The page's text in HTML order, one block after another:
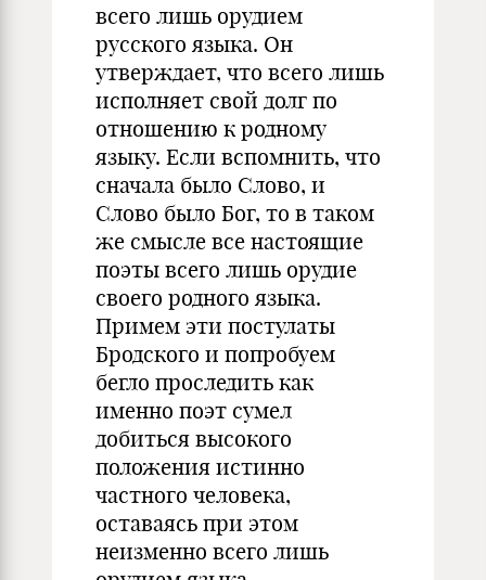
всего лишь орудием
русского языка. Он
утверждает, что всего лишь
исполняет свой долг по
отношению к родному
языку. Если вспомнить, что
сначала было Слово, и
Слово было Бог, то в таком
же смысле все настоящие
поэты всего лишь орудие
своего родного языка.
Примем эти постулаты
Бродского и попробуем
бегло проследить как
именно поэт сумел
добиться высокого
положения истинно
частного человека,
оставаясь при этом
неизменно всего лишь